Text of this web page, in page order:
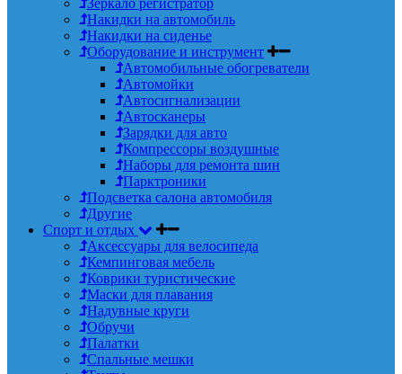
Накидки на автомобиль
Накидки на сиденье
Оборудование и инструмент
Автомобильные обогреватели
Автомойки
Автосигнализации
Автосканеры
Зарядки для авто
Компрессоры воздушные
Наборы для ремонта шин
Парктроники
Подсветка салона автомобиля
Другие
Спорт и отдых
Аксессуары для велосипеда
Кемпинговая мебель
Коврики туристические
Маски для плавания
Надувные круги
Обручи
Палатки
Спальные мешки